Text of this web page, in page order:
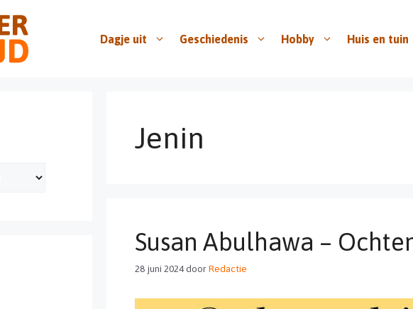
Dagje uit Geschiedenis Hobby Huis en tuin
Jenin
Susan Abulhawa –
28 juni 2024doorRedactie